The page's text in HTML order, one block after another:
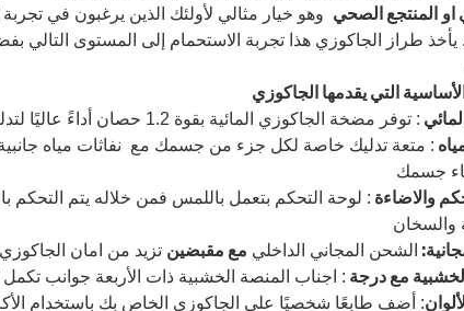
او المنتجع الصحي وهو خيار مثالي لأولئك الذين يرغبون في تجربة
يأخذ طراز الجاكوزي هذا تجربة الاستحمام إلى المستوى
التي يقدمها الجاكوزي
: توفر مضخة الجاكوزي المائية بقوة 1.2 حصان أداءً عاليًا لتدليك مائي مثير للإعجاب
: متعة تدليك خاصة لكل جزء من جسمك مع نفاثات مياه
جسمك
والاضاءة
والسخان
الشحن المجاني الداخلي مع مقبضين تزيد من امان
مع درجة : اجناب المنصة الخشبية ذات الأربعة جوانب
: أضف طابعًا شخصيًا على الجاكوزي الخاص بك باستخدام